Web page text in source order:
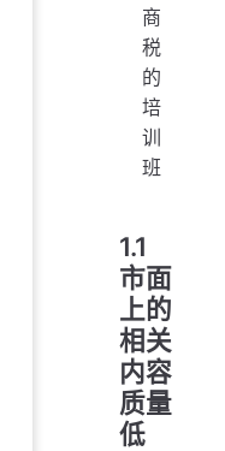
商
税
的
培
训
班
1.1
市面
上的
相关
内容
质量
低